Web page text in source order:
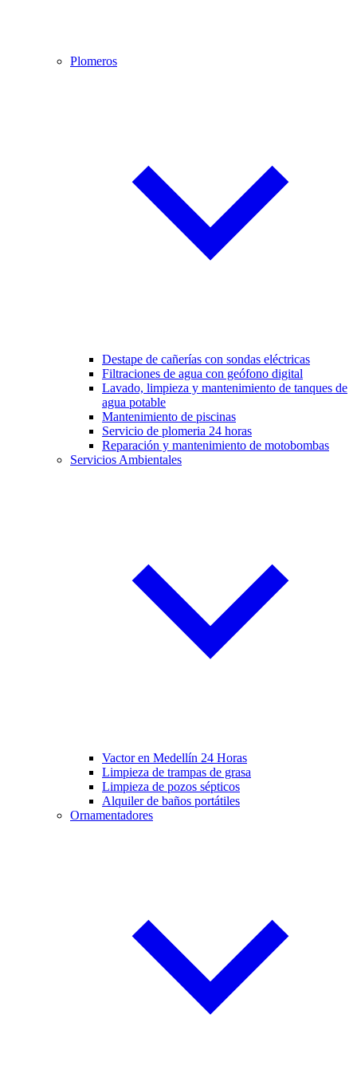
Plomeros
Destape de cañerías con sondas eléctricas
Filtraciones de agua con geófono digital
Lavado, limpieza y mantenimiento de tanques de
agua potable
Mantenimiento de piscinas
Servicio de plomeria 24 horas
Reparación y mantenimiento de motobombas
Servicios Ambientales
Vactor en Medellín 24 Horas
Limpieza de trampas de grasa
Limpieza de pozos sépticos
Alquiler de baños portátiles
Ornamentadores